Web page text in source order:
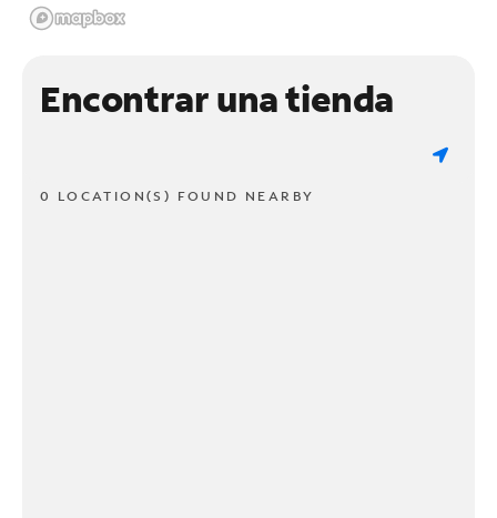
Encontrar una tienda
0 LOCATION(S) FOUND NEARBY